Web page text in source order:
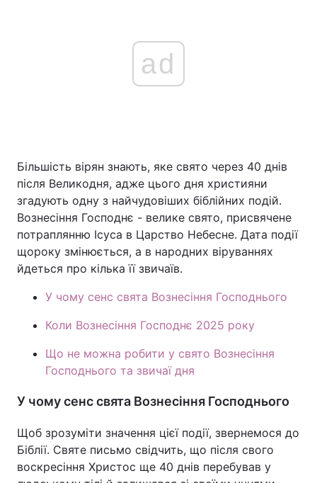
Головна Війна
Україна Політика
Економіка Світ
Зброя Інциденти
Здоров'я Туризм
Цікавинки Погода
Екологія Регіони
Лонгріди
ad
Більшість вірян знають, яке свято через 40 днів
після Великодня, адже цього дня християни
згадують одну з найчудовіших біблійних подій.
Вознесіння Господнє - велике свято, присвячене
потраплянню Ісуса в Царство Небесне. Дата події
щороку змінюється, а в народних віруваннях
йдеться про кілька її звичаїв.
У чому сенс свята Вознесіння Господнього
Коли Вознесіння Господнє 2025 року
Що не можна робити у свято Вознесіння
Господнього та звичаї дня
У чому сенс свята Вознесіння Господнього
Щоб зрозуміти значення цієї події, звернемося до
Біблії. Святе письмо свідчить, що після свого
воскресіння Христос ще 40 днів перебував у